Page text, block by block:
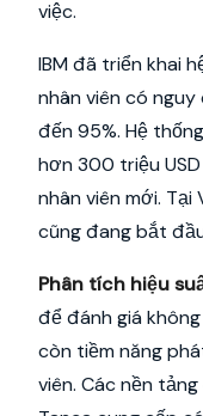
việc.
IBM đã triển khai
nhân viên có
đến 95%. Hệ
hơn 300 triệu
nhân viên mới. Tại
cũng đang bắt
Phân tích hiệu
để đánh giá
còn tiềm năng
viên. Các nền